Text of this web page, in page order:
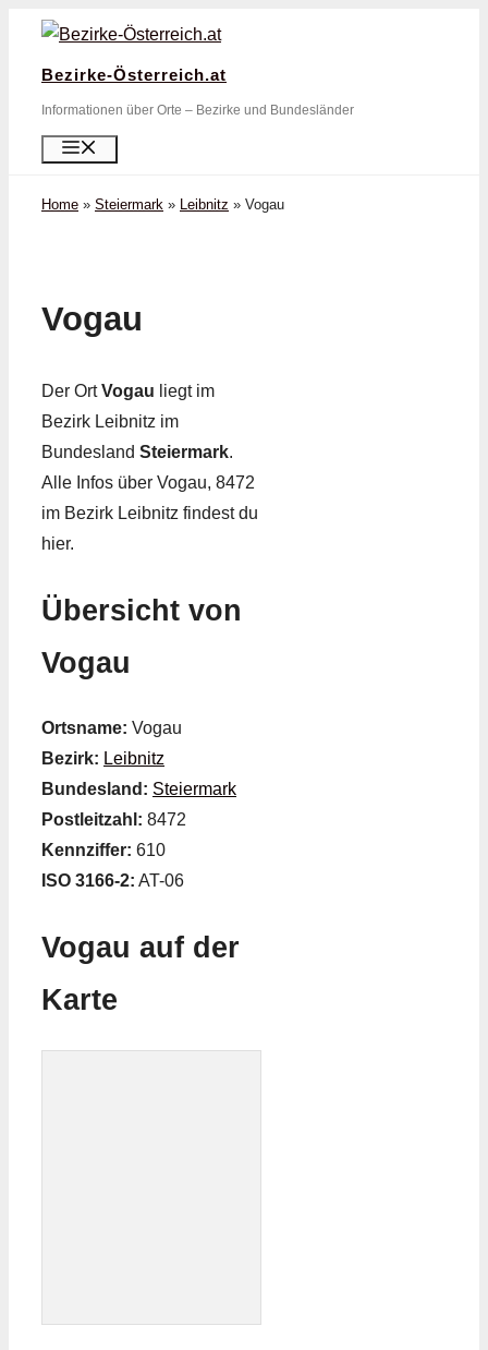
Zum
springen
Bezirke-Österreich.at
Informationen über Orte – Bezirke und Bundesländer
Home » Steiermark » Leibnitz » Vogau
Vogau
Der OrtVogau liegt im
Bezirk Leibnitz im
Bundesland Steiermark.
Alle Infos über Vogau, 8472
im Bezirk Leibnitz findest du
hier.
Übersicht von
Vogau
Ortsname: Vogau
Bezirk: Leibnitz
Bundesland: Steiermark
Postleitzahl: 8472
Kennziffer: 610
ISO 3166-2: AT-06
Vogau auf der
Karte